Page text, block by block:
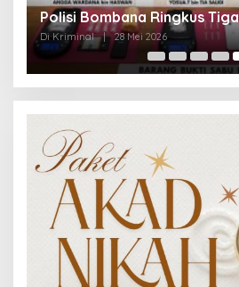
Polisi Bombana Ringkus
Di Kriminal | 28 Mei 2026